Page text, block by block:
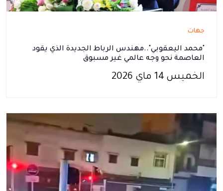
جهات
"محمد اليعقوبي"..مهندس الرباط الجديدة الذي يقود
العاصمة نحو وجه عالمي غير مسبوق
الخميس 14 ماي 2026